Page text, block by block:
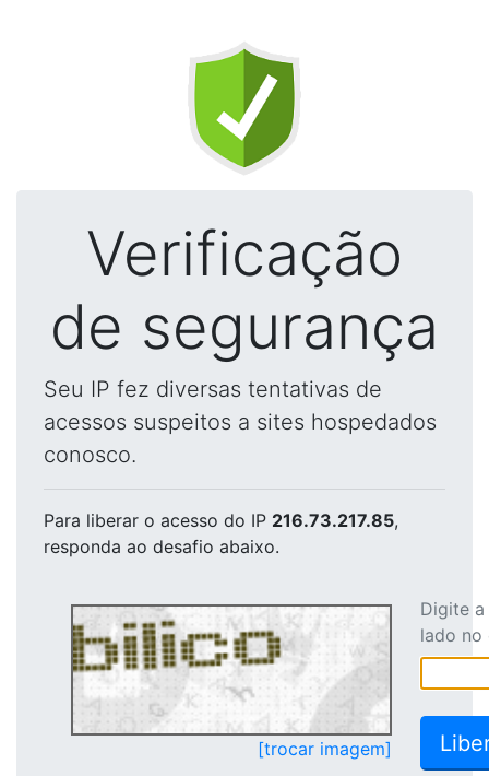
Verificação
de segurança
Seu IP fez diversas tentativas de
acessos suspeitos a sites hospedados
conosco.
Para liberar o acesso do IP 216.73.217.85,
responda ao desafio abaixo.
[trocar imagem]
Digite
lado no